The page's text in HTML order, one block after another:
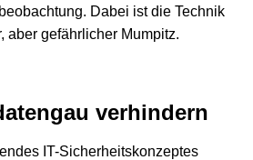
Dabei ist die Technik
aber gefährlicher Mumpitz.
verhindern
IT-Sicherheitskonzeptes